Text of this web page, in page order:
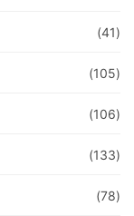
(41)
(105)
(106)
(133)
(78)